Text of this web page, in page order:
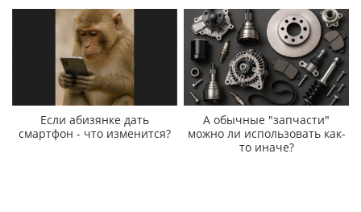
Если абизянке дать
смартфон - что изменится?
А обычные "запчасти"
можно ли использовать как-
то иначе?